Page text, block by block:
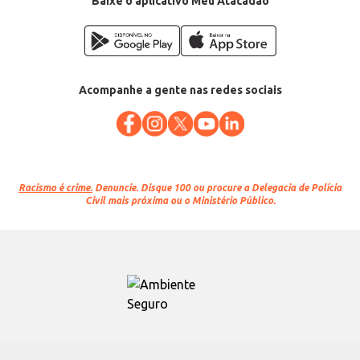
Acompanhe a gente nas redes sociais
Racismo é crime. Denuncie. Disque 100 ou procure a Delegacia de Polícia
Civil mais próxima ou o Ministério Público.